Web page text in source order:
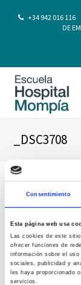
Consentimiento
Esta página web usa
Las cookies de este
ofrecer funciones de
información sobre el
sociales, publicidad y
les haya proporcionado
servicios.
+34 942 016 116
DE
_DSC3708